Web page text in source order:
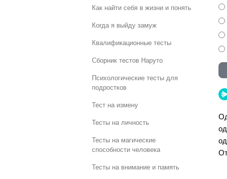
Как найти себя в жизни и понять
Когда я выйду замуж
Квалификационные тесты
Сборник тестов Наруто
Психологические тесты для
подростков
Тест на измену
Тесты на личность
Тесты на магические
способности человека
Тесты на внимание и память